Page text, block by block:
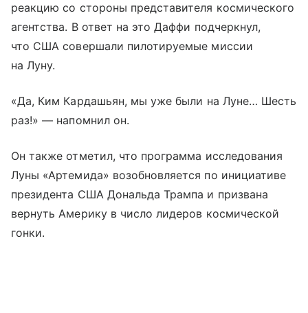
реакцию со стороны представителя космического
агентства. В ответ на это Даффи подчеркнул,
что США совершали пилотируемые миссии
на Луну.
«Да, Ким Кардашьян, мы уже были на Луне… Шесть
раз!» — напомнил он.
Он также отметил, что программа исследования
Луны «Артемида» возобновляется по инициативе
президента США Дональда Трампа и призвана
вернуть Америку в число лидеров космической
гонки.